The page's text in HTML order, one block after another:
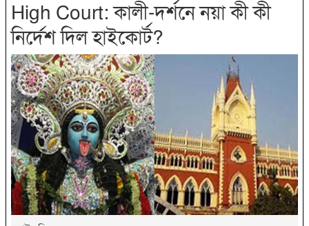
High Court: কালী-দর্শনে নয়া কী কী
নির্দেশ দিল হাইকোর্ট?